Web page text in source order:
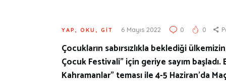
YAP, OKU, GIT 6 Mayıs 2022 0 0
Çocukların sabırsızlıkla beklediği
Çocuk Festivali” için geriye sayım
Kahramanlar” teması ile 4-5 Haziran’da